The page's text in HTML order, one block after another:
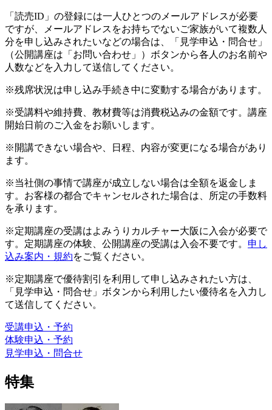
「読売ID」の登録には一人ひとつのメールアドレスが必要
ですが、メールアドレスをお持ちでないご家族がいて複数人
分を申し込みされたいなどの場合は、「見学申込・問合せ」
（公開講座は「お問い合わせ」）ボタンから各人のお名前や
人数などを入力して送信してください。
※残席状況は申し込み手続き中に変動する場合があります。
※受講料や維持費、教材費等は消費税込みの金額です。講座
開始日前のご入金をお願いします。
※開講できない場合や、日程、内容が変更になる場合があり
ます。
※当社側の事情で講座が成立しない場合は全額を返金しま
す。お客様の都合でキャンセルされた場合は、所定の手数料
を承ります。
※定期講座の受講はよみうりカルチャー大阪に入会が必要で
す。定期講座の体験、公開講座の受講は入会不要です。 申し
込み案内・規約をご覧ください。
※定期講座で優待割引を利用して申し込みされたい方は、
「見学申込・問合せ」ボタンから利用したい優待名を入力し
て送信してください。
受講申込・予約
体験申込・予約
見学申込・問合せ
特集